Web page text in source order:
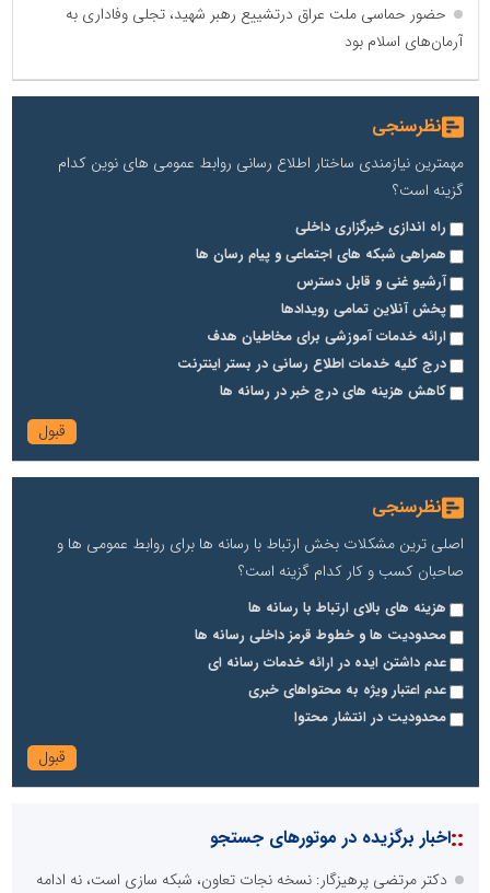
حضور حماسی ملت عراق درتشییع رهبر شهید، تجلی وفاداری به
آرمان‌های اسلام بود
نظرسنجی
مهمترین نیازمندی ساختار اطلاع رسانی روابط عمومی های نوین کدام
گزینه است؟
راه اندازی خبرگزاری داخلی
همراهی شبکه های اجتماعی و پیام رسان ها
آرشیو غنی و قابل دسترس
پخش آنلاین تمامی رویدادها
ارائه خدمات آموزشی برای مخاطیان هدف
درج کلیه خدمات اطلاع رسانی در بستر اینترنت
کاهش هزینه های درج خبر در رسانه ها
نظرسنجی
اصلی ترین مشکلات بخش ارتباط با رسانه ها برای روابط عمومی ها و
صاحبان کسب و کار کدام گزینه است؟
هزینه های بالای ارتباط با رسانه ها
محدودیت ها و خطوط قرمز داخلی رسانه ها
عدم داشتن ایده در ارائه خدمات رسانه ای
عدم اعتبار ویژه به محتواهای خبری
محدودیت در انتشار محتوا
::اخبار برگزیده در موتورهای جستجو
دکتر مرتضی پرهیزگار: نسخه نجات تعاون، شبکه سازی است، نه ادامه